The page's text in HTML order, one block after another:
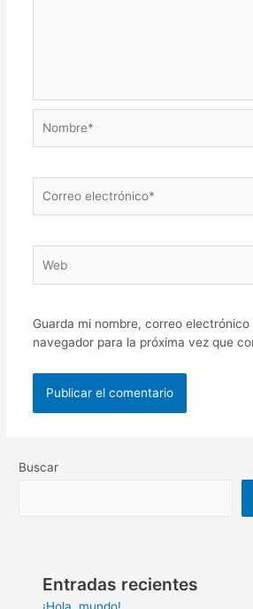
electrónico*
Guarda mi nombre, correo
navegador para la próxima vez que
Buscar
Entradas recientes